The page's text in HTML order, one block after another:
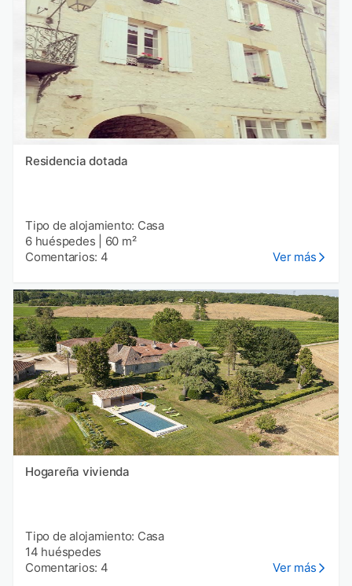
Residencia dotada
Tipo de alojamiento: Casa
6 huéspedes
60 m²
Comentarios: 4
Ver más
Hogareña vivienda
Tipo de alojamiento: Casa
14 huéspedes
Comentarios: 4
Ver más